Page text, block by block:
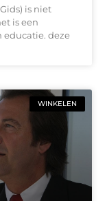
is niet
is een
educatie. deze
WINKELEN